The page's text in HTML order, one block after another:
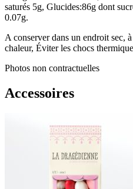
saturés 5g, Glucides:86g dont
0.07g.
A conserver dans un endroit sec,
chaleur, Éviter les chocs
Photos non contractuelles
Accessoires